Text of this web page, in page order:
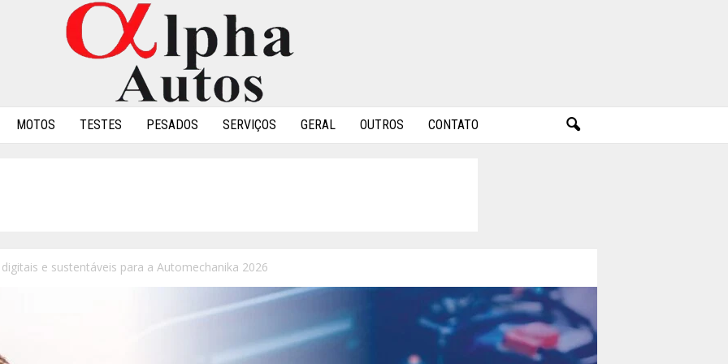
MOTOS TESTES PESADOS SERVIÇOS GERAL OUTROS CONTATO
e sustentáveis para a Automechanika 2026